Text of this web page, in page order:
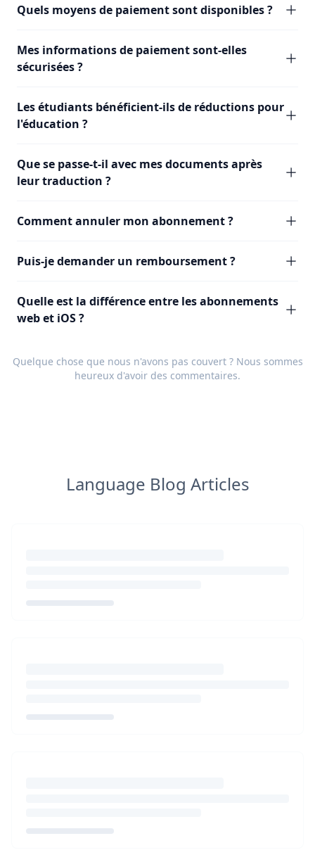
Quels moyens de paiement sont disponibles ?
Mes informations de paiement sont-elles
sécurisées ?
Les étudiants bénéficient-ils de réductions pour
l'éducation ?
Que se passe-t-il avec mes documents après
leur traduction ?
Comment annuler mon abonnement ?
Puis-je demander un remboursement ?
Quelle est la différence entre les abonnements
web et iOS ?
Quelque chose que nous n'avons pas couvert ? Nous sommes
heureux d'avoir des commentaires.
Language Blog Articles